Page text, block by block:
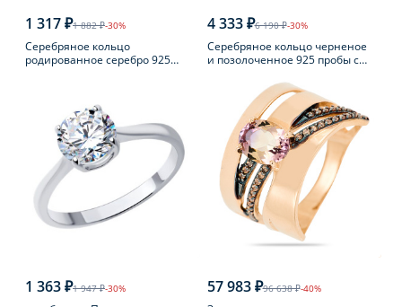
1 317 ₽1 882 ₽-30%
Серебряное кольцо
родированное серебро 925
4 333 ₽6 190 ₽-30%
Серебряное кольцо черненое
и позолоченное 925 пробы с
1 363 ₽1 947 ₽-30% 57 983 ₽96 638 ₽-40%